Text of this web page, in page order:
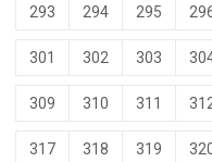
293 294 295
301 302 303
309 310 311
317 318 319